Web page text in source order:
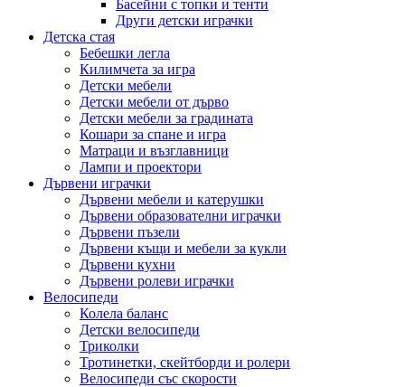
Басейни с топки и тенти
Други детски играчки
Детска стая
Бебешки легла
Килимчета за игра
Детски мебели
Детски мебели от дърво
Детски мебели за градината
Кошари за спане и игра
Матраци и възглавници
Лампи и проектори
Дървени играчки
Дървени мебели и катерушки
Дървени образователни играчки
Дървени пъзели
Дървени къщи и мебели за кукли
Дървени кухни
Дървени ролеви играчки
Велосипеди
Колела баланс
Детски велосипеди
Триколки
Тротинетки, скейтборди и ролери
Велосипеди със скорости